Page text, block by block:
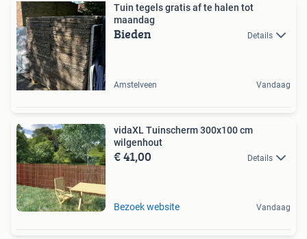
Tuin tegels gratis af te halen tot
maandag
Bieden Details
Amstelveen Vandaag
vidaXL Tuinscherm 300x100 cm
wilgenhout
€ 41,00 Details
Bezoek website Vandaag